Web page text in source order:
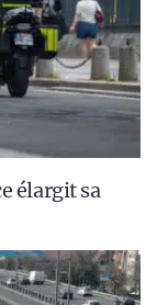
élargit sa